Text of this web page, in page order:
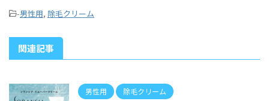
-男性用, 除毛クリーム
関連記事
男性用 除毛クリーム